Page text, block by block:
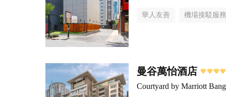
華人友善 機場接駁服務
曼谷萬怡酒店
Courtyard by Marriott